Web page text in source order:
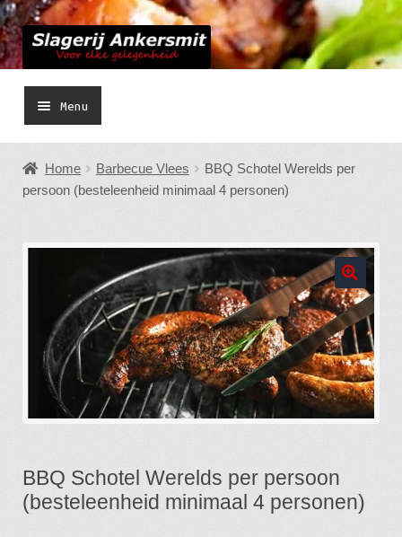
Ga
door
naar
navigatie
Ga
naar
de
inhoudMenu
Home Slagerij
Bestellen
Smulplank / Hapjespan
Buffetten
Feestdagen
Cadeau Tips
Home Barbecue Vlees
BBQ Schotel Werelds per
persoon (besteleenheid minimaal 4 personen)
BBQ Schotel Werelds per persoon
(besteleenheid minimaal 4 personen)